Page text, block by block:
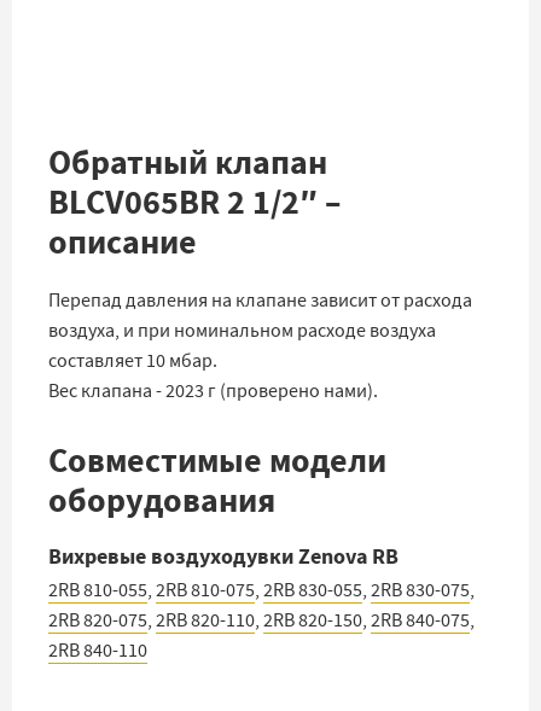
Обратный клапан
BLCV065BR 2 1/2″ –
описание
Перепад давления на клапане зависит от расхода
воздуха, и при номинальном расходе воздуха
составляет 10 мбар.
Вес клапана - 2023 г (проверено нами).
Совместимые модели
оборудования
Вихревые воздуходувки Zenova RB
2RB 810-055, 2RB 810-075, 2RB 830-055, 2RB 830-075,
2RB 820-075, 2RB 820-110, 2RB 820-150, 2RB 840-075,
2RB 840-110